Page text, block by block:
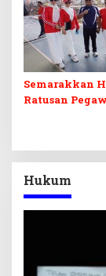
Semarakkan
Ratusan
Hukum